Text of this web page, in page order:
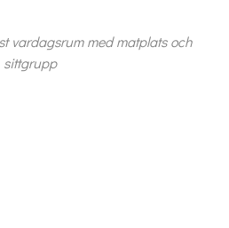
vardagsrum med matplats och
sittgrupp